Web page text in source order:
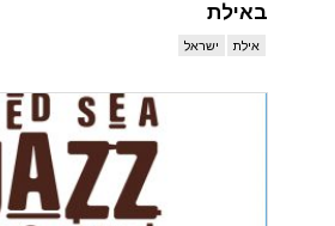
באילת
אילת ישראל